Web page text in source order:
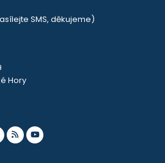
SMS, děkujeme)
Hory